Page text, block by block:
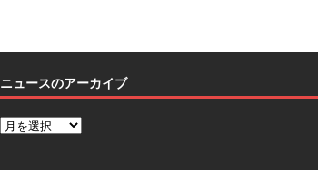
ニュースのアーカイブ